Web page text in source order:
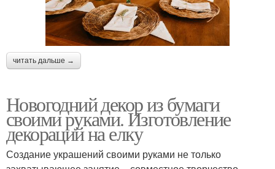
читать дальше →
Новогодний декор из бумаги
своими руками. Изготовление
декораций на елку
Создание украшений своими руками не только